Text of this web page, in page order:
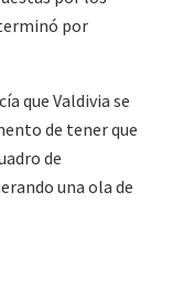
por
que Valdivia se
de tener que
de
una ola de